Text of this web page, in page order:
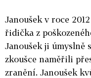
Janoušek v roce
řidička z
Janoušek ji úmyslně
zkoušce naměřili
zranění. Janoušek